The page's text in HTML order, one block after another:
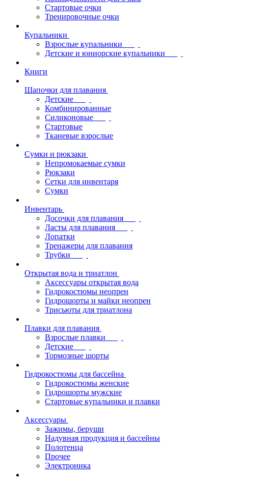
Стартовые очки
Тренировочные очки
Купальники
Взрослые купальники
Детские и юниорские купальники
Книги
Шапочки для плавания
Детские
Комбинированные
Силиконовые
Стартовые
Тканевые взрослые
Сумки и рюкзаки
Непромокаемые сумки
Рюкзаки
Сетки для инвентаря
Сумки
Инвентарь
Досочки для плавания
Ласты для плавания
Лопатки
Тренажеры для плавания
Трубки
Открытая вода и триатлон
Аксессуары открытая вода
Гидрокостюмы неопрен
Гидрошорты и майки неопрен
Трисьюты для триатлона
Плавки для плавания
Взрослые плавки
Детские
Тормозные шорты
Гидрокостюмы для бассейна
Гидрокостюмы женские
Гидрошорты мужские
Стартовые купальники и плавки
Аксессуары
Зажимы, беруши
Надувная продукция и бассейны
Полотенца
Прочее
Электроника